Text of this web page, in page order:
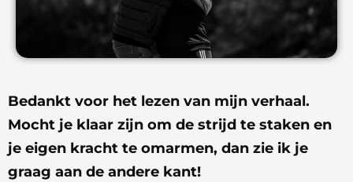
Bedankt voor het lezen van mijn verhaal.
Mocht je klaar zijn om de strijd te staken en
je eigen kracht te omarmen, dan zie ik je
graag aan de andere kant!